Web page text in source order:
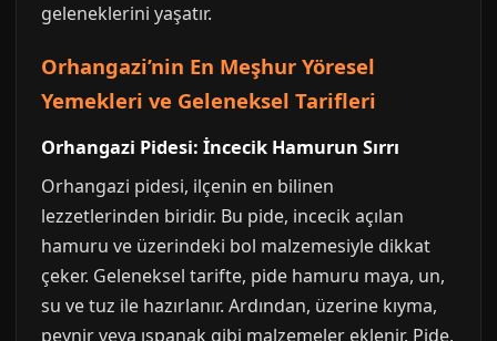
geleneklerini yaşatır.
Orhangazi’nin En Meşhur Yöresel
Yemekleri ve Geleneksel Tarifleri
Orhangazi Pidesi: İncecik Hamurun Sırrı
Orhangazi pidesi, ilçenin en bilinen
lezzetlerinden biridir. Bu pide, incecik açılan
hamuru ve üzerindeki bol malzemesiyle dikkat
çeker. Geleneksel tarifte, pide hamuru maya, un,
su ve tuz ile hazırlanır. Ardından, üzerine kıyma,
peynir veya ıspanak gibi malzemeler eklenir. Pide,